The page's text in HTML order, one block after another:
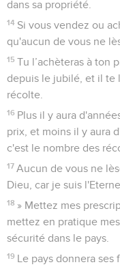
dans sa propriété.
14 Si vous vendez ou
qu'aucun de vous ne
15 Tu l’achèteras à ton
depuis le jubilé, et il te
récolte.
16 Plus il y aura
prix, et moins il y aura
c'est le nombre des
17 Aucun de vous ne
Dieu, car je suis
18 » Mettez mes
mettez en pratique
sécurité dans le pays.
19
Le pays donnera